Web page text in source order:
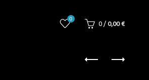
0
0 / 0,00 €